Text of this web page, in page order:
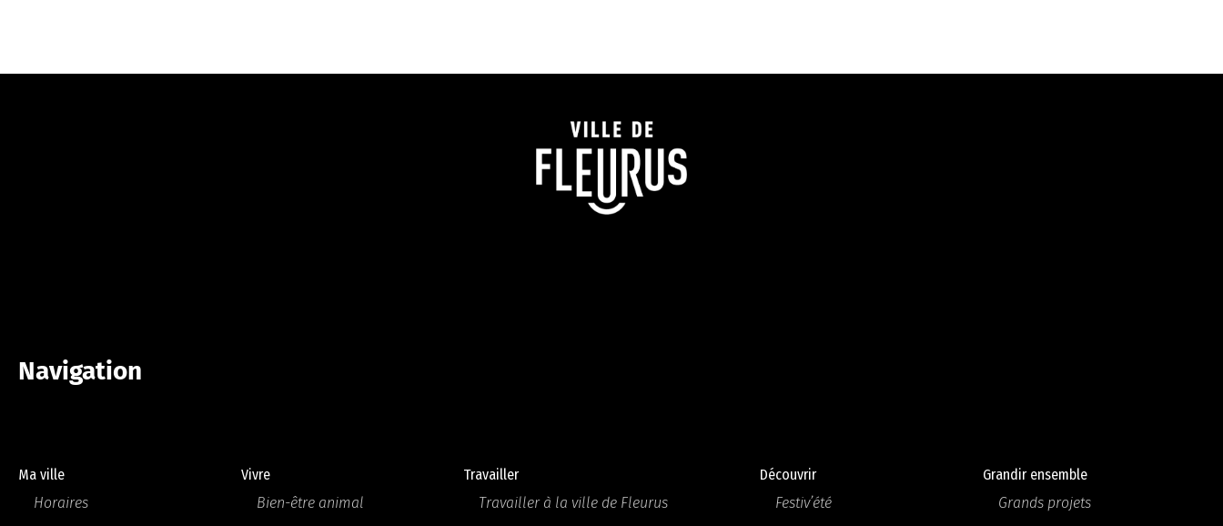
Navigation
Ma ville
Horaires
Vivre
Bien-être animal
Travailler
Travailler à la ville de Fleurus
Découvrir
Festiv’été
Grandir ensemble
Grands projets